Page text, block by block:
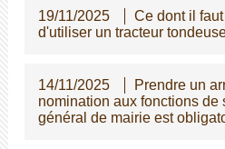
19/11/2025
Ce dont il
d'utiliser un tracteur
14/11/2025
Prendre un
nomination aux fonctions de
général de mairie est